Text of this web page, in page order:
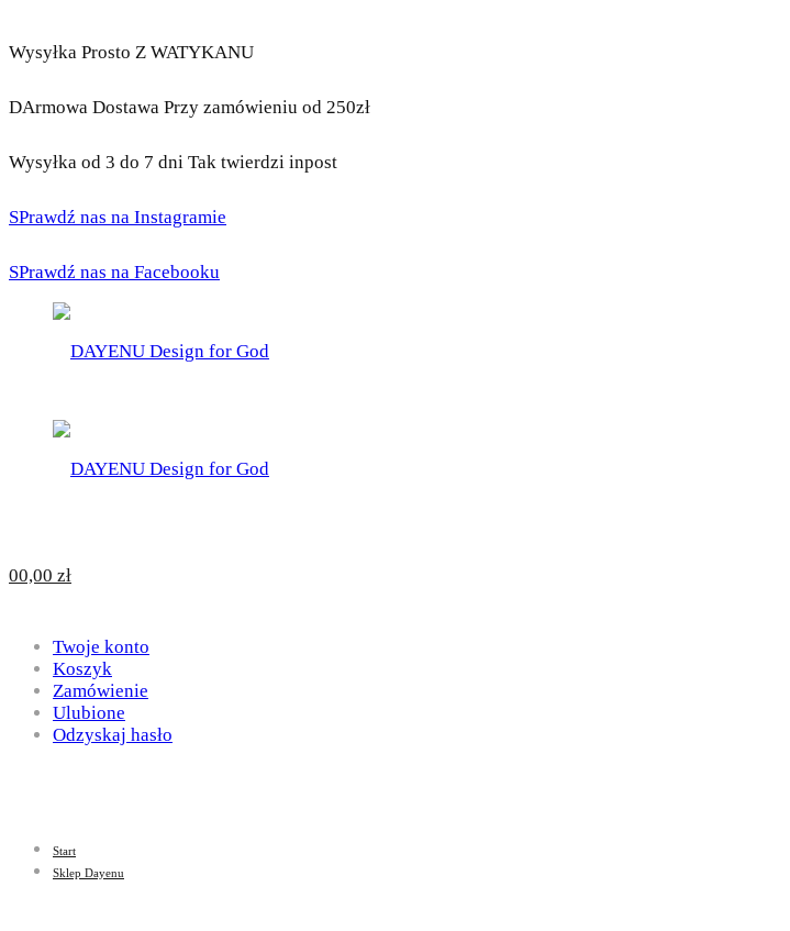
Wysyłka Prosto Z WATYKANU
DArmowa Dostawa Przy zamówieniu od 250zł
Wysyłka od 3 do 7 dni Tak twierdzi inpost
SPrawdź nas na Instagramie
SPrawdź nas na Facebooku
for
God
DAYENU
Design
God
00,00 zł
Twoje konto
Koszyk
Zamówienie
Ulubione
Odzyskaj hasło
Start
Sklep Dayenu